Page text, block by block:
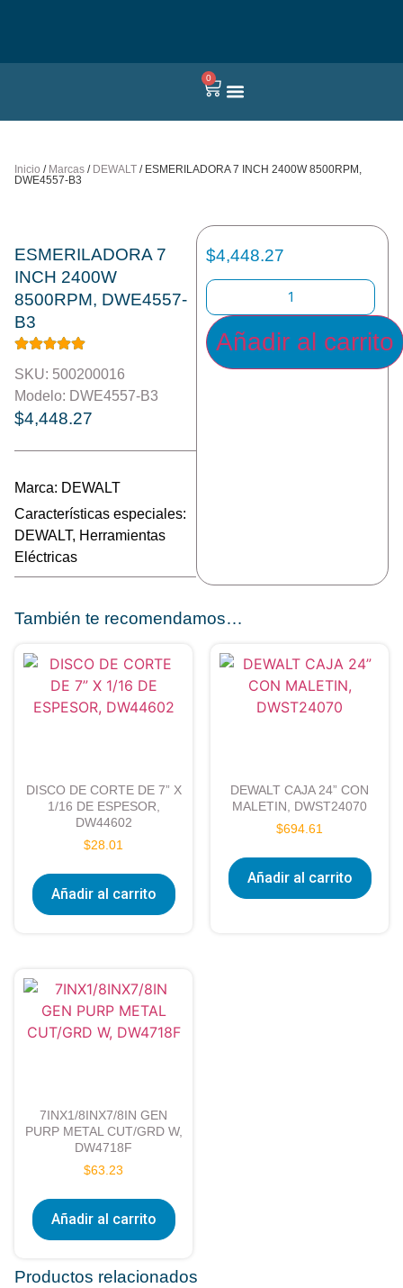
0
Inicio / Marcas / DEWALT / ESMERILADORA 7 INCH 2400W 8500RPM,
DWE4557-B3
ESMERILADORA 7
INCH 2400W
8500RPM, DWE4557-
B3
SKU: 500200016
Modelo: DWE4557-B3
$4,448.27
Marca: DEWALT
Características especiales:
DEWALT, Herramientas
Eléctricas
$4,448.27
Añadir al carrito
También te recomendamos…
DISCO DE CORTE DE 7” X
1/16 DE ESPESOR,
DW44602
$28.01
Añadir al carrito
DEWALT CAJA 24” CON
MALETIN, DWST24070
$694.61
Añadir al carrito
7INX1/8INX7/8IN GEN
PURP METAL CUT/GRD W,
DW4718F
$63.23
Añadir al carrito
Productos relacionados